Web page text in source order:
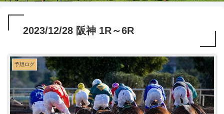
2023/12/28 阪神 1R～6R
予想ログ